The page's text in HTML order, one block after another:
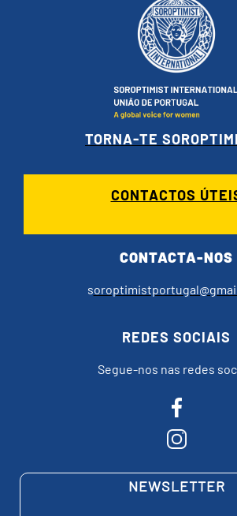
TORNA-TE
CONTACTOS
CONTACTA-NOS
s
REDES SOCIAIS
Segue-nos nas redes
NEWSLETTER